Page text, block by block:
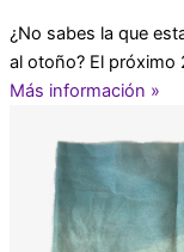
¿No sabes la que
al otoño? El próximo
Más información »